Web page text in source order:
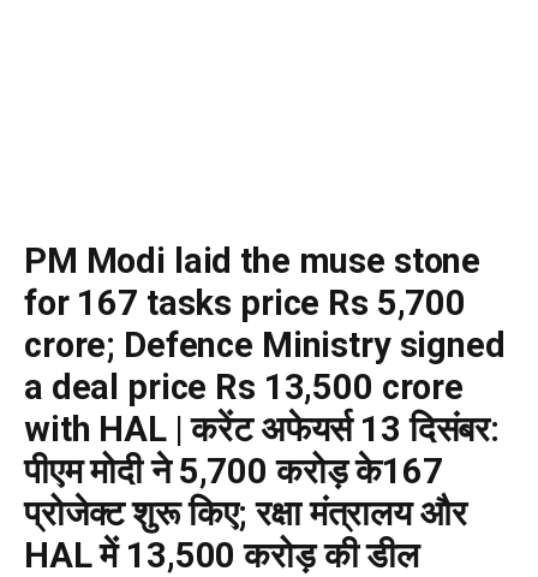
PM Modi laid the muse stone
for 167 tasks price Rs 5,700
crore; Defence Ministry signed
a deal price Rs 13,500 crore
with HAL | करेंट अफेयर्स 13 दिसंबर:
पीएम मोदी ने 5,700 करोड़ के167
प्रोजेक्ट शुरू किए; रक्षा मंत्रालय और
HAL में 13,500 करोड़ की डील